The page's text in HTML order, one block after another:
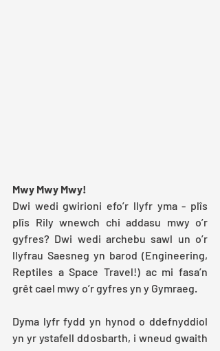
Mwy Mwy Mwy!
Dwi wedi gwirioni efo’r llyfr yma - plîs
plîs Rily wnewch chi addasu mwy o’r
gyfres? Dwi wedi archebu sawl un o’r
llyfrau Saesneg yn barod (Engineering,
Reptiles a Space Travel!) ac mi fasa’n
grêt cael mwy o’r gyfres yn y Gymraeg.
Dyma lyfr fydd yn hynod o ddefnyddiol
yn yr ystafell ddosbarth, i wneud gwaith